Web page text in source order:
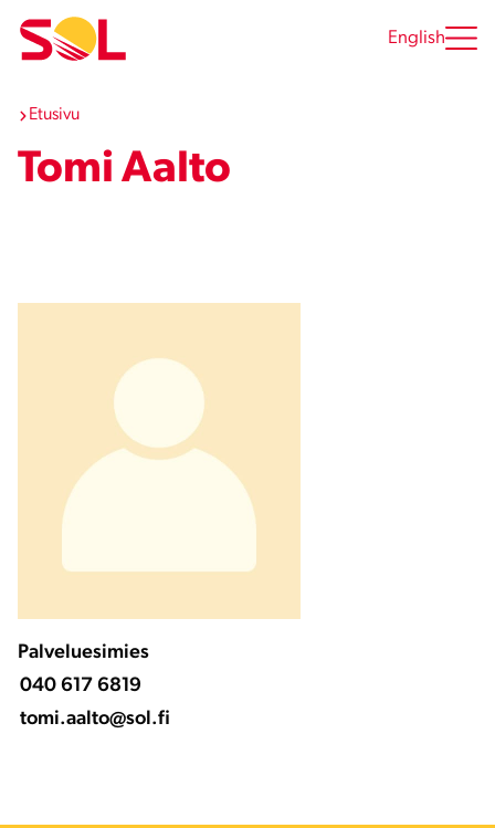
sisältöön
English
Etusivu
Tomi Aalto
Palveluesimies
040 617 6819
tomi.aalto@sol.fi